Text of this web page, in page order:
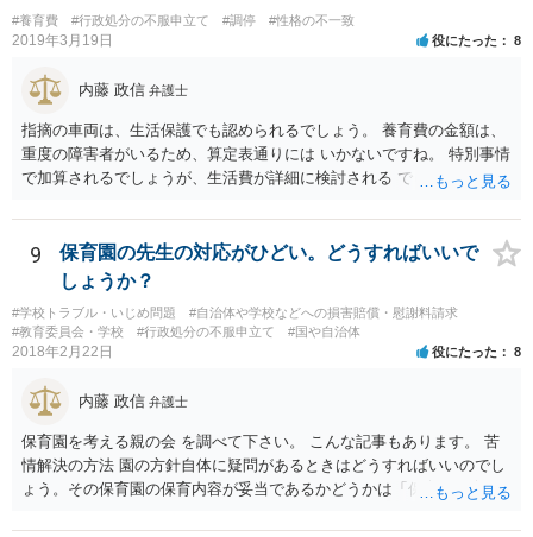
#養育費 #行政処分の不服申立て #調停 #性格の不一致
2019年3月19日 役にたった 8
内藤 政信 弁護士
指摘の車両は、生活保護でも認められるでしょう。 養育費の金額は、
重度の障害者がいるため、算定表通りには いかないですね。 特別事情
で加算されるでしょうが、生活費が詳細に検討される でしょう。 退職
が分与額になるでしょう。 一度家裁に離婚調停の申立てをしないと、
いつまで立っても、 目処がつかないかもしれないですね。
9
保育園の先生の対応がひどい。どうすればいいで
しょうか？
#学校トラブル・いじめ問題
#自治体や学校などへの損害賠償・慰謝料請求
#教育委員会・学校
#行政処分の不服申立て #国や自治体
2018年2月22日 役にたった 8
内藤 政信 弁護士
保育園を考える親の会 を調べて下さい。 こんな記事もあります。 苦
情解決の方法 園の方針自体に疑問があるときはどうすればいいのでし
ょう。その保育園の保育内容が妥当であるかどうかは「保育所保育指